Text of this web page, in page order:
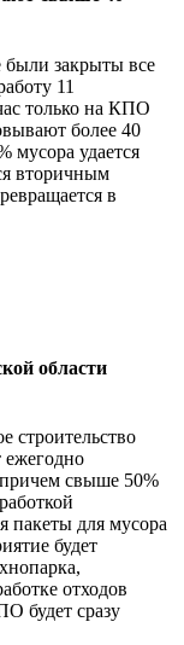
закрыты все
11
только на КПО
более 40
мусора удается
вторичным
в
области
строительство
ежегодно
причем свыше 50%
пакеты для мусора
будет
отходов
будет сразу